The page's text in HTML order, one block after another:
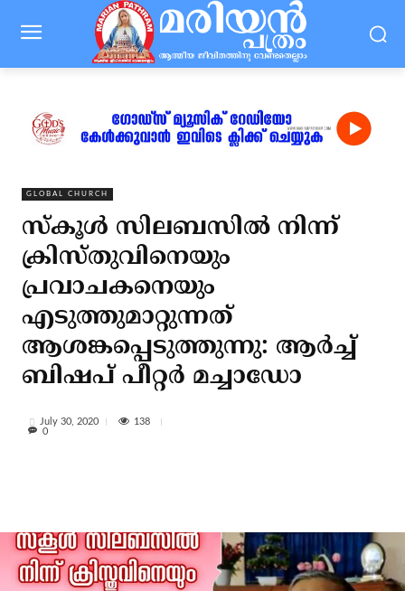
GLOBAL CHURCH
സ്‌കൂള്‍ സിലബസില്‍ നിന്ന്
ക്രിസ്തുവിനെയും
പ്രവാചകനെയും
എടുത്തുമാറ്റുന്നത്
ആശങ്കപ്പെടുത്തുന്നു: ആര്‍ച്ച്
ബിഷപ് പീറ്റര്‍ മച്ചാഡോ
July 30, 2020
138
0